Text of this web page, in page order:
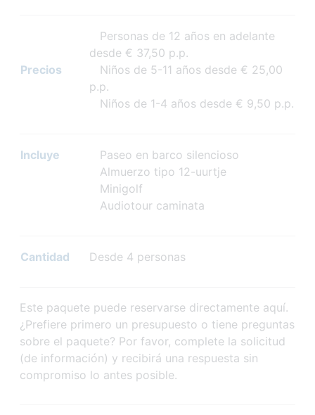
Precios
Personas de 12 años en adelante
desde € 37,50 p.p.
Niños de 5-11 años desde € 25,00
p.p.
Niños de 1-4 años desde € 9,50 p.p.
Incluye
Paseo en barco silencioso
Almuerzo tipo 12-uurtje
Minigolf
Audiotour caminata
Cantidad Desde 4 personas
Este paquete puede reservarse directamente aquí.
¿Prefiere primero un presupuesto o tiene preguntas
sobre el paquete? Por favor, complete la solicitud
(de información) y recibirá una respuesta sin
compromiso lo antes posible.